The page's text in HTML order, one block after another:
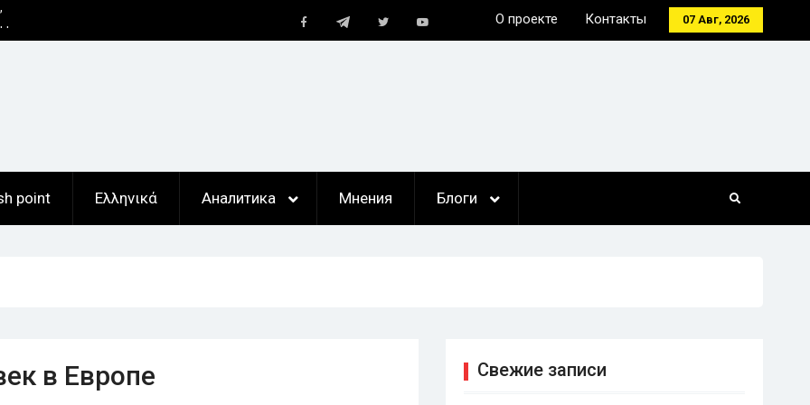
07 Авг, 2026
О проекте Контакты
Telegram
point Ελληνικά Аналитика Мнения Блоги
в Европе Свежие записи